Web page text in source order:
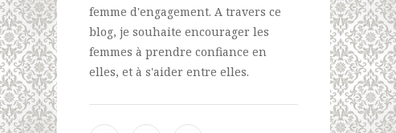
femme d'engagement. A travers ce
blog, je souhaite encourager les
femmes à prendre confiance en
elles, et à s'aider entre elles.